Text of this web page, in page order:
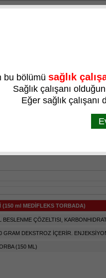
(150 ml MEDİFLEKS TORBADA)
BESLENME ÇÖZELTISI,
GRAM DEKSTROZ İÇERİR.
(150 ML)
bu bölümü sağlık
Sağlık çalışanı
Eğer sağlık